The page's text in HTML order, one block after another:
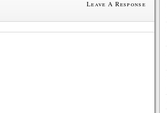
Leave A Response